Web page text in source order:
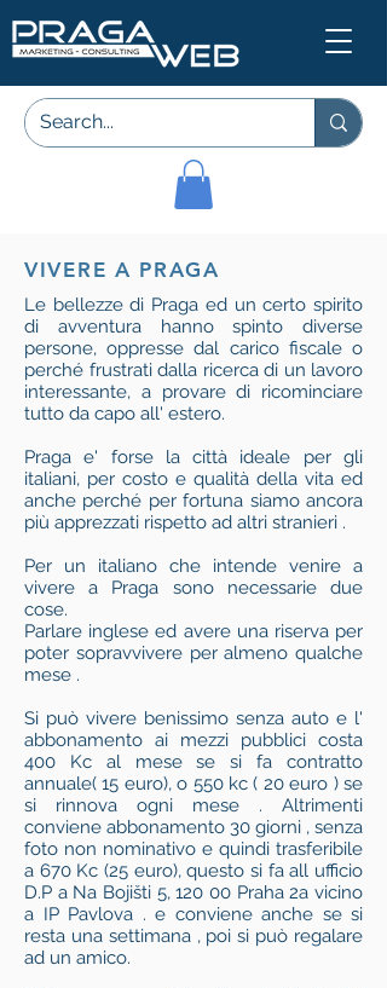
VIVERE A PRAGA
Le bellezze di Praga ed un certo spirito
di avventura hanno spinto diverse
persone, oppresse dal carico fiscale o
perché frustrati dalla ricerca di un lavoro
interessante, a provare di ricominciare
tutto da capo all' estero.
Praga e' forse la città ideale per gli
italiani, per costo e qualità della vita ed
anche perché per fortuna siamo ancora
più apprezzati rispetto ad altri stranieri .
Per un italiano che intende venire a
vivere a Praga sono necessarie due
cose.
Parlare inglese ed avere una riserva per
poter sopravvivere per almeno qualche
mese .
Si può vivere benissimo senza auto e l'
abbonamento ai mezzi pubblici costa
400 Kc al mese se si fa contratto
annuale( 15 euro), o 550 kc ( 20 euro ) se
si rinnova ogni mese . Altrimenti
conviene abbonamento 30 giorni , senza
foto non nominativo e quindi trasferibile
a 670 Kc (25 euro), questo si fa all ufficio
D.P a Na Bojišti 5, 120 00 Praha 2a vicino
a IP Pavlova . e conviene anche se si
resta una settimana , poi si può regalare
ad un amico.